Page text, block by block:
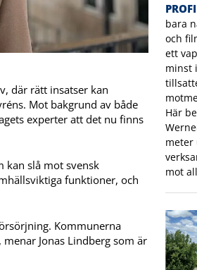
där rätt insatser kan
Mot bakgrund av både
experter att det nu finns
kan slå mot svensk
funktioner, och
Kommunerna
Jonas Lindberg som är
bara
och
ett
minst
Här
meter
mot